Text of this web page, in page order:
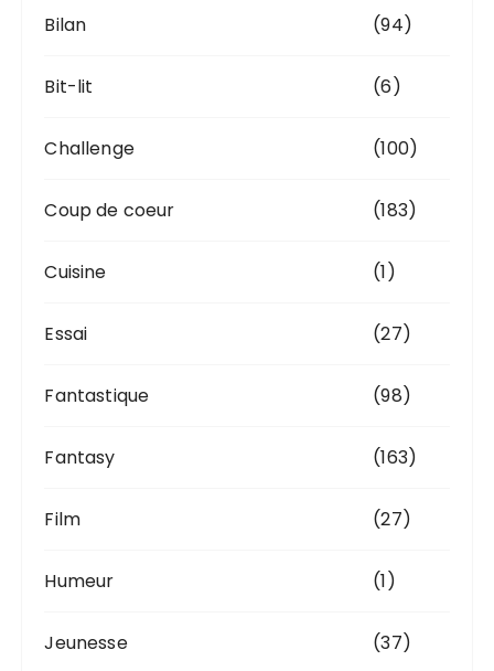
Bilan (94)
Bit-lit (6)
Challenge (100)
Coup de coeur (183)
Cuisine (1)
Essai (27)
Fantastique (98)
Fantasy (163)
Film (27)
Humeur (1)
Jeunesse (37)